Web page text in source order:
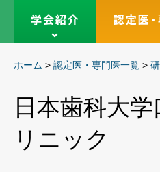
ホーム > 認定医・専門医一覧 >
日本歯科大
リニック